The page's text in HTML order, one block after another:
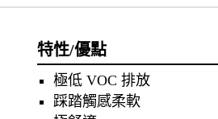
特性/優點
極低 VOC 排放
踩踏觸感柔軟